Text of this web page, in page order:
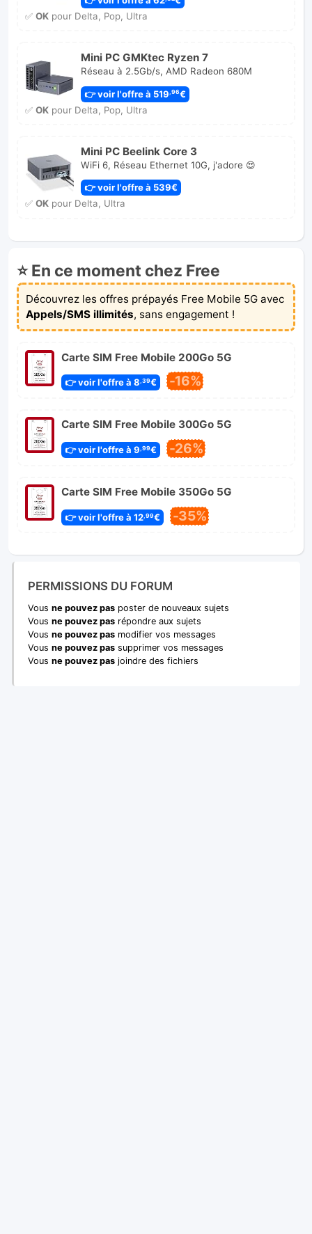
✅ OKpour Delta, Pop, Ultra
Mini PC GMKtec Ryzen 7
Réseau à 2.5Gb/s, AMD Radeon 680M
👉 voir l'offre à 519,96€
✅ OKpour Delta, Pop, Ultra
Mini PC Beelink Core 3
WiFi 6, Réseau Ethernet 10G, j'adore 😍
👉 voir l'offre à 539€
✅ OKpour Delta, Ultra
⭐ En ce moment chez Free
Découvrez les offres prépayés Free Mobile 5G avec
Appels/SMS illimités, sans engagement !
Carte SIM Free Mobile 200Go 5G
👉 voir l'offre à 8 ,39€ -16%
Carte SIM Free Mobile 300Go 5G
👉 voir l'offre à 9 ,99€ -26%
Carte SIM Free Mobile 350Go 5G
👉 voir l'offre à 12,99€ -35%
PERMISSIONS DU FORUM
Vous ne pouvez pas poster de nouveaux sujets
Vous ne pouvez pas répondre aux sujets
Vous ne pouvez pas modifier vos messages
Vous ne pouvez pas supprimer vos messages
Vous ne pouvez pas joindre des fichiers